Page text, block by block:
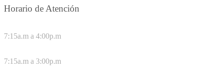
Horario de Atención
7:15a.m a 4:00p.m
7:15a.m a 3:00p.m